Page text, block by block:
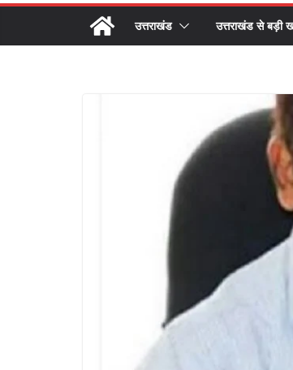
उत्तराखंड उत्तराखंड से बड़ी